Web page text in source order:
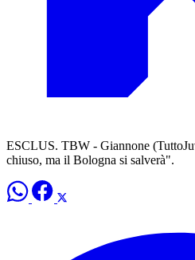
ESCLUS. TBW - Giannone
chiuso, ma il Bologna si salverà".